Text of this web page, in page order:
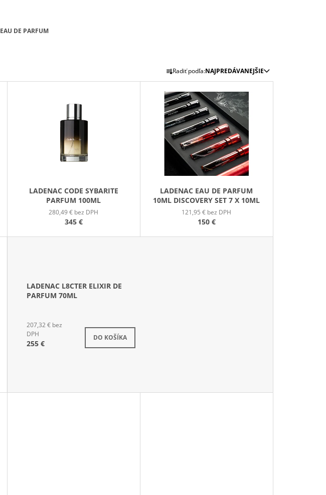
EAU DE PARFUM
R
A
D
E
N
I
E
O
D
T
Radiť podľa:NAJPREDÁVANEJŠIE
LADENAC CODE SYBARITE
PARFUM 100ML
280,49 € bez DPH
345 €
LADENAC EAU DE PARFUM
10ML DISCOVERY SET 7 X 10ML
121,95 € bez DPH
150 €
LADENAC L8CTER ELIXIR DE
PARFUM 70ML
207,32 € bez
DPH
255 €
DO KOŠÍKA
Skladom